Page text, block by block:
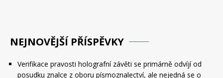
NEJNOVĚJŠÍ PŘÍSPĚVKY
Verifikace pravosti holografní závěti se primárně odvíjí od
posudku znalce z oboru písmoznalectví, ale nejedná se o